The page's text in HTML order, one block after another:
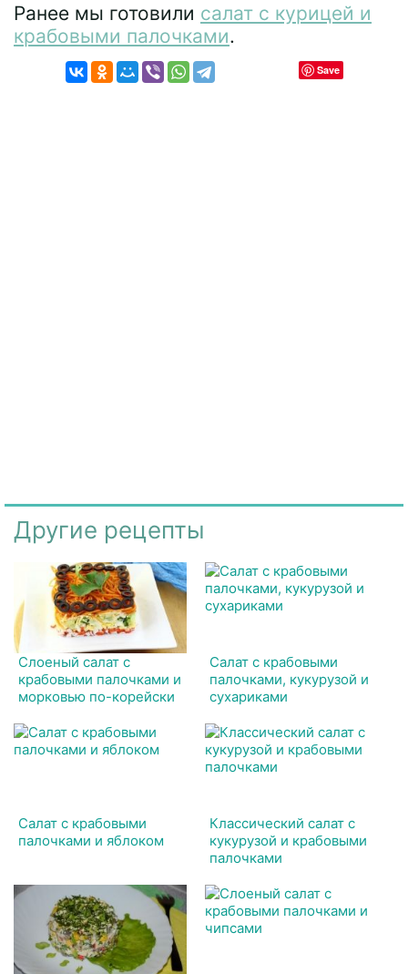
Ранее мы готовили салат с курицей и
крабовыми палочками.
Save
Другие рецепты
Слоеный салат с
крабовыми палочками и
морковью по-корейски
Салат с крабовыми
палочками, кукурузой и
сухариками
Салат с крабовыми
палочками и яблоком
Классический салат с
кукурузой и крабовыми
палочками